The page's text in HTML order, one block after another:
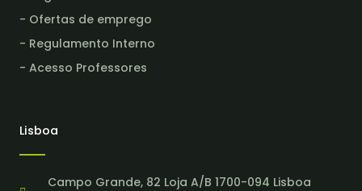
- Ofertas de emprego
- Regulamento Interno
- Acesso Professores
Lisboa
Campo Grande, 82 Loja A/B 1700-094 Lisboa